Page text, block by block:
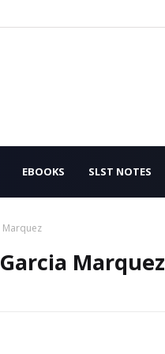
EBOOKS SLST NOTES
Marquez
Garcia Marquez